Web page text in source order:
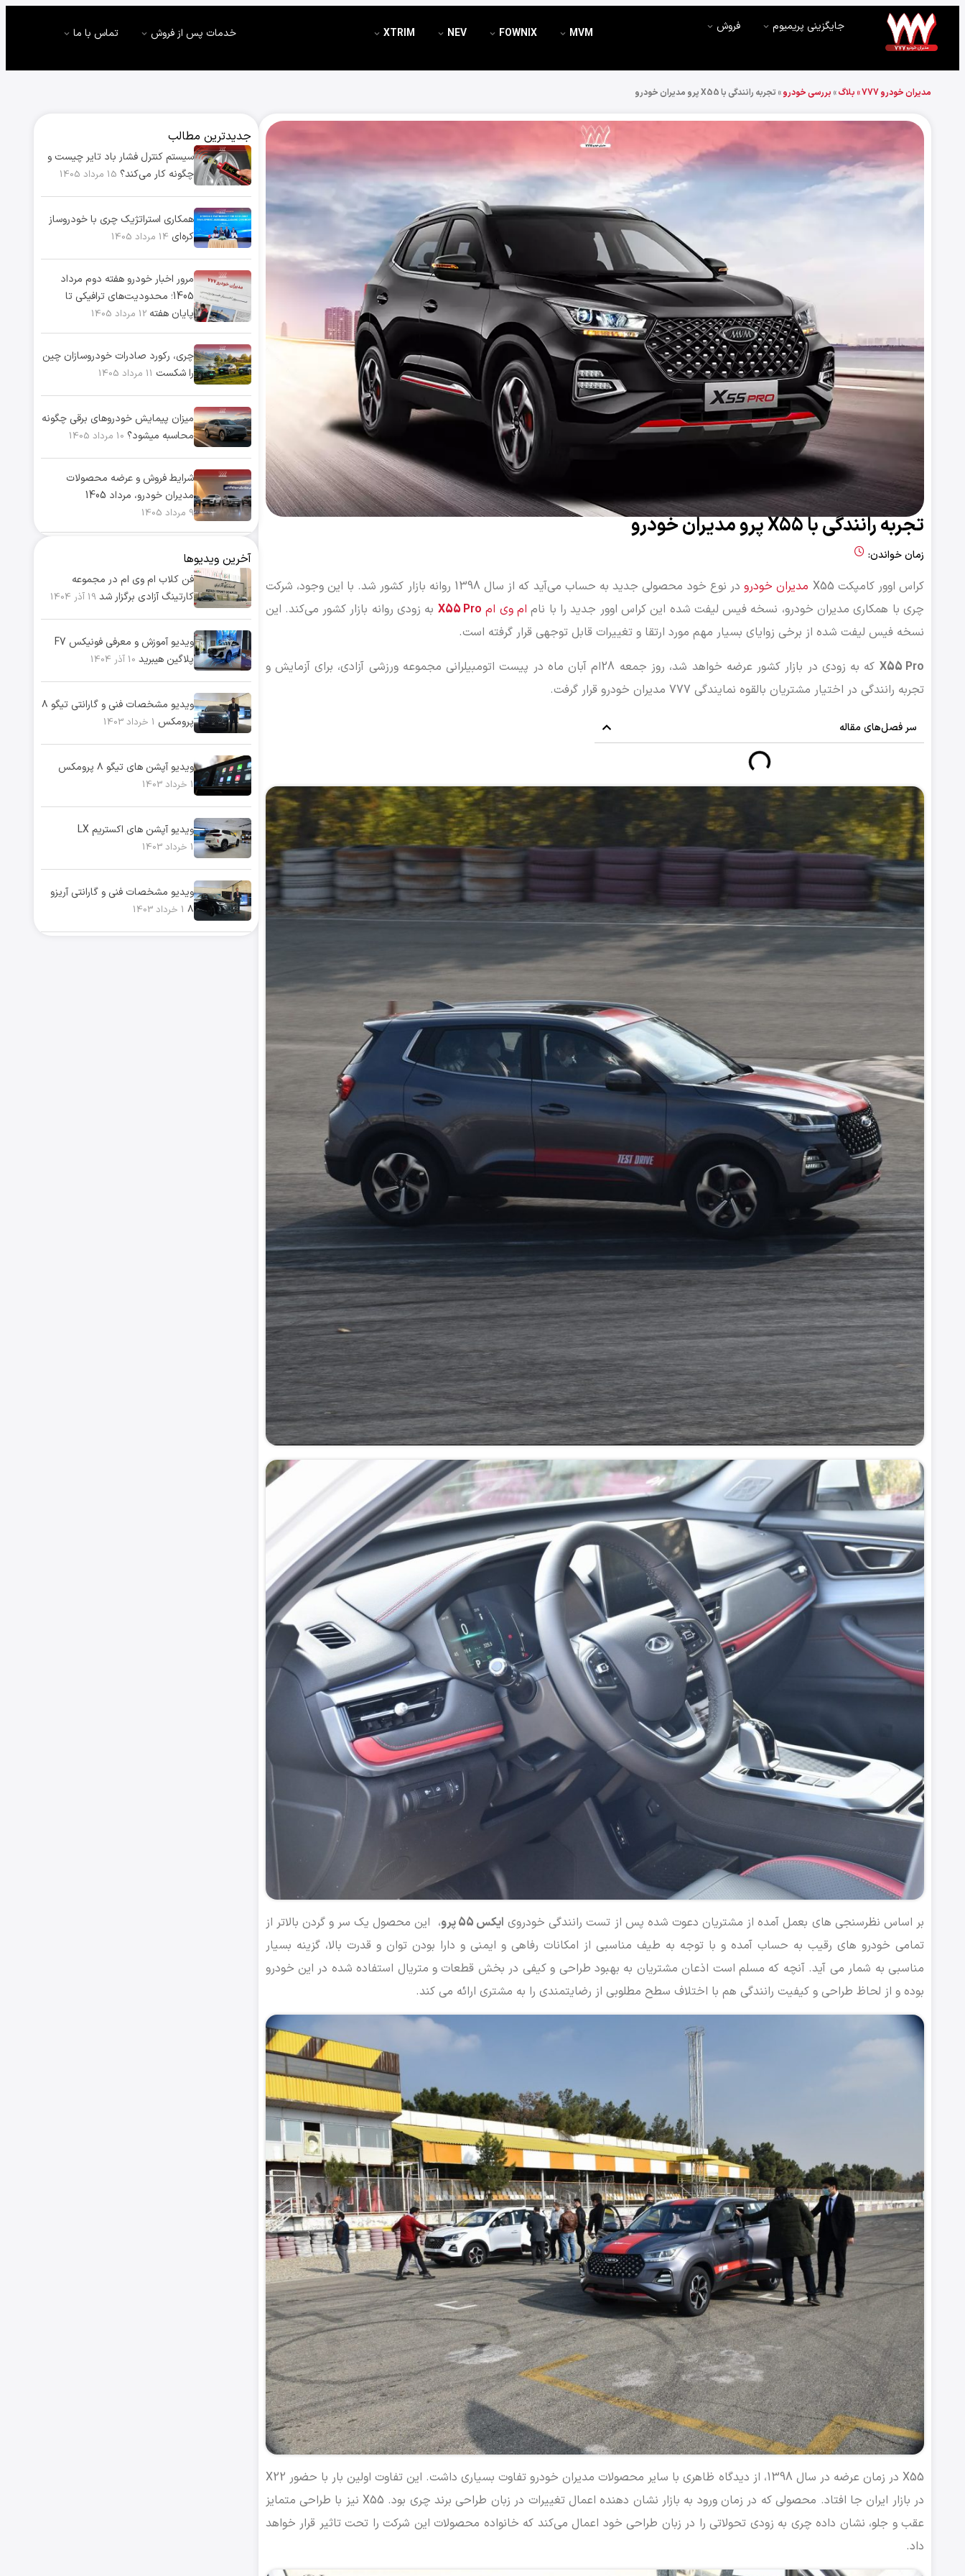
جایگزینی پریمیوم فروش MVM
FOWNIX
NEV
XTRIM خدمات پس از فروش تماس با ما
مدیران خودرو 777 » بلاگ» بررسی خودرو» تجربه رانندگی با X55 پرو مدیران خودرو
تجربه رانندگی با X55 پرو مدیران خودرو
زمان خواندن:
کراس اوور کامپکت X55 مدیران خودرو
در نوع خود محصولی جدید به حساب می‌آید که از سال 1398 روانه بازار کشور شد. با این وجود، شرکت
چری با همکاری مدیران خودرو، نسخه فیس لیفت شده این کراس اوور جدید را با نام ام وی ام X55 Pro به زودی روانه بازار کشور می‌کند. این
نسخه فیس لیفت شده از برخی زوایای بسیار مهم مورد ارتقا و تغییرات قابل توجهی قرار گرفته است.
X55 Pro
که به زودی در بازار کشور عرضه خواهد شد، روز جمعه 28ام آبان‌ ماه در پیست اتومبیلرانی مجموعه ورزشی آزادی، برای آزمایش و
تجربه رانندگی در اختیار مشتریان بالقوه نمایندگی‌ 777 مدیران خودرو قرار گرفت.
سر فصل‌های مقاله
بر اساس نظرسنجی های بعمل آمده از مشتریان دعوت شده پس از تست رانندگی خودروی ایکس 55 پرو
، این محصول یک سر و گردن بالاتر از
تمامی خودرو های رقیب به حساب آمده و با توجه به طیف مناسبی از امکانات رفاهی و ایمنی و دارا بودن توان و قدرت بالا، گزینه بسیار
مناسبی به شمار می آید. آنچه که مسلم است اذعان مشتریان به بهبود طراحی و کیفی در بخش قطعات و متریال استفاده شده در این خودرو
بوده و از لحاظ طراحی و کیفیت رانندگی هم با اختلاف سطح مطلوبی از رضایتمندی را به مشتری ارائه می کند.
X55 در زمان عرضه در سال 1398، از دیدگاه ظاهری با سایر محصولات مدیران خودرو تفاوت بسیاری داشت. این تفاوت اولین بار با حضور X22
در بازار ایران جا افتاد. محصولی که در زمان ورود به بازار نشان دهنده اعمال تغییرات در زبان طراحی برند چری بود. X55 نیز با طراحی متمایز
عقب و جلو، نشان داده چری به زودی تحولاتی را در زبان طراحی خود اعمال می‌کند که خانواده محصولات این شرکت را تحت تاثیر قرار خواهد
داد.
جدیدترین مطالب
سیستم کنترل فشار باد تایر چیست و
چگونه کار می‌کند؟ 15 مرداد 1405
همکاری استراتژیک چری با خودروساز
کره‌ای 14 مرداد 1405
مرور اخبار خودرو هفته دوم مرداد
1405؛ محدودیت‌های ترافیکی تا
پایان هفته12 مرداد 1405
چری، رکورد صادرات خودروسازان چین
را شکست 11 مرداد 1405
میزان پیمایش خودروهای برقی چگونه
محاسبه میشود؟ 10 مرداد 1405
شرایط فروش و عرضه محصولات
مدیران خودرو، مرداد 1405
9 مرداد 1405
آخرین ویدیوها
فن کلاب ام وی ام در مجموعه
کارتینگ آزادی برگزار شد 19 آذر 1404
ویدیو آموزش و معرفی فونیکس F7
پلاگین هیبرید 10 آذر 1404
ویدیو مشخصات فنی و گارانتی تیگو ۸
پرومکس 1 خرداد 1403
ویدیو آپشن های تیگو ۸ پرومکس
1 خرداد 1403
ویدیو آپشن های اکستریم LX
1 خرداد 1403
ویدیو مشخصات فنی و گارانتی آریزو
۸ 1 خرداد 1403